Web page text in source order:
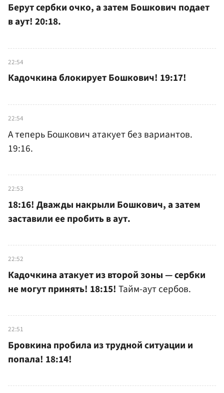
Берут сербки очко, а затем Бошкович подает
в аут! 20:18.
22:54
Кадочкина блокирует Бошкович! 19:17!
22:54
А теперь Бошкович атакует без вариантов.
19:16.
22:53
18:16! Дважды накрыли Бошкович, а затем
заставили ее пробить в аут.
22:52
Кадочкина атакует из второй зоны — сербки
не могут принять! 18:15! Тайм-аут сербов.
22:51
Бровкина пробила из трудной ситуации и
попала! 18:14!